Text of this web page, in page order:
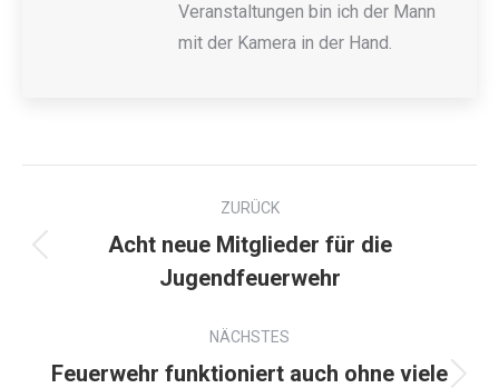
Veranstaltungen bin ich der Mann
mit der Kamera in der Hand.
ZURÜCK
Acht neue Mitglieder für die
Jugendfeuerwehr
NÄCHSTES
Feuerwehr funktioniert auch ohne viele